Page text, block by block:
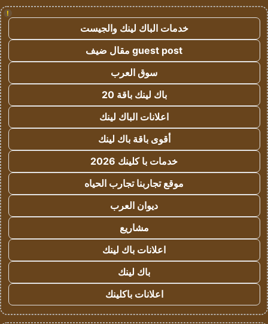
!
خدمات الباك لينك والجيست
guest post مقال ضيف
سوق العرب
باك لينك باقة 20
اعلانات الباك لينك
أقوى باقة باك لينك
خدمات با كلينك 2026
موقع تجاربنا تجارب الحياه
ديوان العرب
مشاريع
اعلانات باك لينك
باك لينك
اعلانات باكلينك